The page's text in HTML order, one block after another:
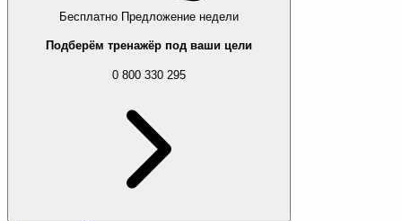
Бесплатно Предложение недели
Подберём тренажёр под ваши цели
0 800 330 295